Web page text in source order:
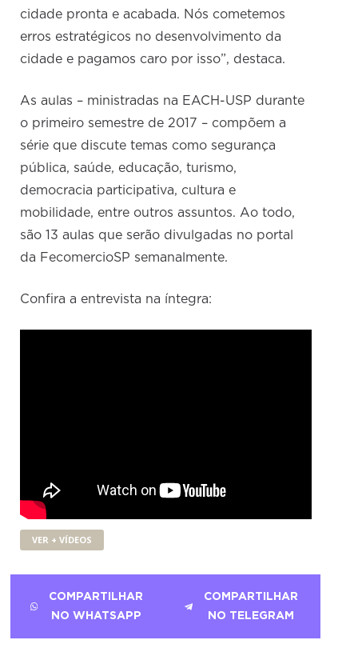
cidade pronta e acabada. Nós cometemos
erros estratégicos no desenvolvimento da
cidade e pagamos caro por isso”, destaca.
As aulas – ministradas na EACH-USP durante
o primeiro semestre de 2017 – compõem a
série que discute temas como segurança
pública, saúde, educação, turismo,
democracia participativa, cultura e
mobilidade, entre outros assuntos. Ao todo,
são 13 aulas que serão divulgadas no portal
da FecomercioSP semanalmente.
Confira a entrevista na íntegra:
VER + VÍDEOS
COMPARTILHAR
NO WHATSAPP
COMPARTILHAR
NO TELEGRAM